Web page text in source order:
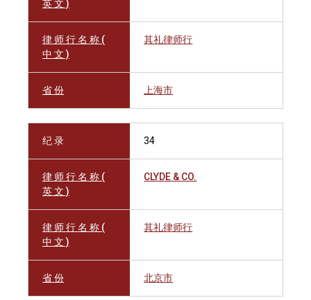
英 文 )
律 师 行 名 称 (
中 文 )
其礼律师行
省 份 上海市
纪 录 34
律 师 行 名 称 (
英 文 )
CLYDE & CO.
律 师 行 名 称 (
中 文 )
其礼律师行
省 份 北京市